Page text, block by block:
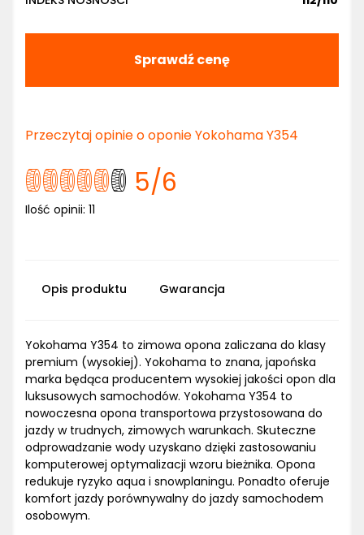
Sprawdź cenę
Przeczytaj opinie o oponie Yokohama Y354
5/6
Ilość opinii: 11
Opis produktu Gwarancja
Yokohama Y354 to zimowa opona zaliczana do klasy
premium (wysokiej). Yokohama to znana, japońska
marka będąca producentem wysokiej jakości opon dla
luksusowych samochodów. Yokohama Y354 to
nowoczesna opona transportowa przystosowana do
jazdy w trudnych, zimowych warunkach. Skuteczne
odprowadzanie wody uzyskano dzięki zastosowaniu
komputerowej optymalizacji wzoru bieżnika. Opona
redukuje ryzyko aqua i snowplaningu. Ponadto oferuje
komfort jazdy porównywalny do jazdy samochodem
osobowym.